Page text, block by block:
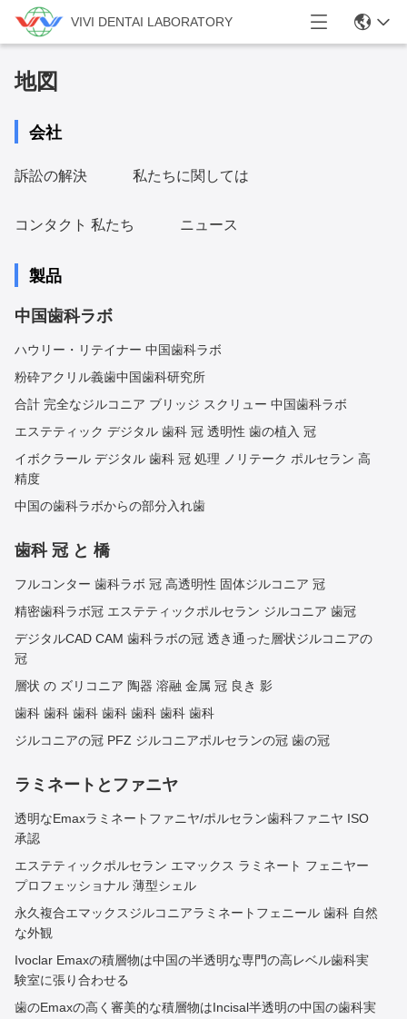
VIVI DENTAI LABORATORY
地図
会社
訴訟の解決 私たちに関しては
コンタクト 私たち ニュース
製品
中国歯科ラボ
ハウリー・リテイナー 中国歯科ラボ
粉砕アクリル義歯中国歯科研究所
合計 完全なジルコニア ブリッジ スクリュー 中国歯科ラボ
エステティック デジタル 歯科 冠 透明性 歯の植入 冠
イボクラール デジタル 歯科 冠 処理 ノリテーク ポルセラン 高
精度
中国の歯科ラボからの部分入れ歯
歯科 冠 と 橋
フルコンター 歯科ラボ 冠 高透明性 固体ジルコニア 冠
精密歯科ラボ冠 エステティックポルセラン ジルコニア 歯冠
デジタルCAD CAM 歯科ラボの冠 透き通った層状ジルコニアの
冠
層状 の ズリコニア 陶器 溶融 金属 冠 良き 影
歯科 歯科 歯科 歯科 歯科 歯科 歯科
ジルコニアの冠 PFZ ジルコニアポルセランの冠 歯の冠
ラミネートとファニヤ
透明なEmaxラミネートファニヤ/ポルセラン歯科ファニヤ ISO
承認
エステティックポルセラン エマックス ラミネート フェニヤー
プロフェッショナル 薄型シェル
永久複合エマックスジルコニアラミネートフェニール 歯科 自然
な外観
Ivoclar Emaxの積層物は中国の半透明な専門の高レベル歯科実
験室に張り合わせる
歯のEmaxの高く審美的な積層物はIncisal半透明の中国の歯科実